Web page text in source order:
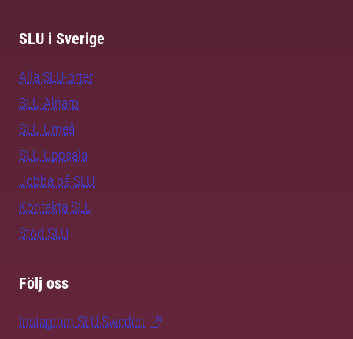
SLU i Sverige
Alla SLU-orter
SLU Alnarp
SLU Umeå
SLU Uppsala
Jobba på SLU
Kontakta SLU
Stöd SLU
Följ oss
Instagram SLU.Sweden